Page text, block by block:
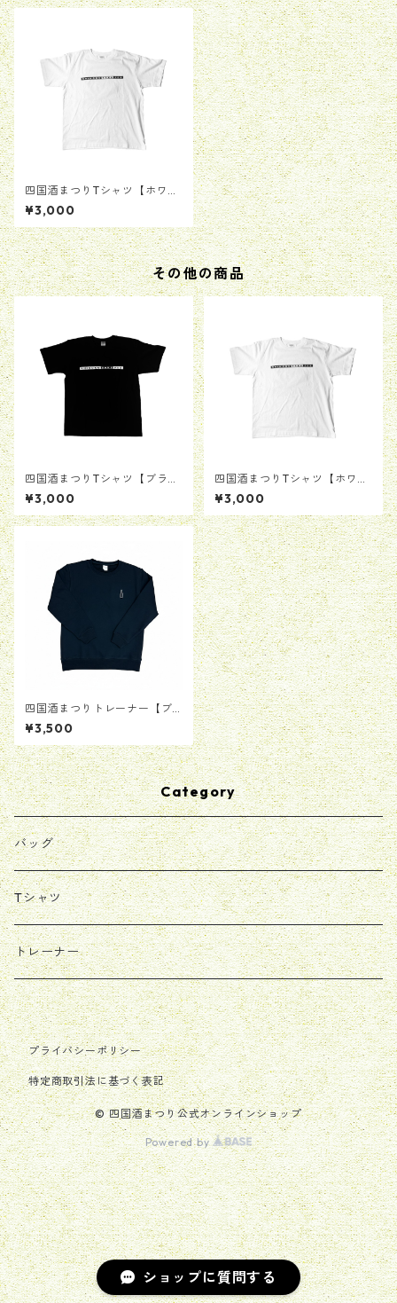
ショップに質問する
四国酒まつりTシャツ【ホワイ
ト】
¥3,000
その他の商品
四国酒まつりTシャツ【ブラッ
ク】
¥3,000
四国酒まつりTシャツ【ホワイ
ト】
¥3,000
四国酒まつりトレーナー【ブ
ラック】
¥3,500
Category
バッグ
Tシャツ
トレーナー
プライバシーポリシー
特定商取引法に基づく表記
© 四国酒まつり公式オンラインショップ
Powered by